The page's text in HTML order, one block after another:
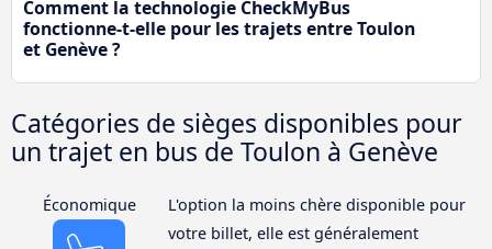
Comment la technologie CheckMyBus
fonctionne-t-elle pour les trajets entre Toulon
et Genève ?
Catégories de sièges disponibles pour
un trajet en bus de Toulon à Genève
Économique
L'option la moins chère disponible pour
votre billet, elle est généralement